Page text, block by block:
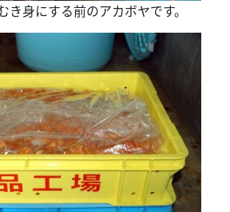
身にする前のアカボヤです。